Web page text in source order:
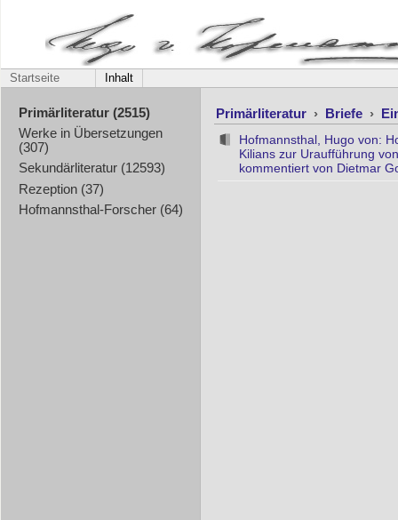
Startseite Inhalt
Primärliteratur (2515)
Werke in Übersetzungen
(307)
Sekundärliteratur (12593)
Rezeption (37)
Hofmannsthal-Forscher (64)
Primärliteratur › Briefe ›
Hofmannsthal, Hugo von:
Kilians zur Uraufführung
kommentiert von Dietmar